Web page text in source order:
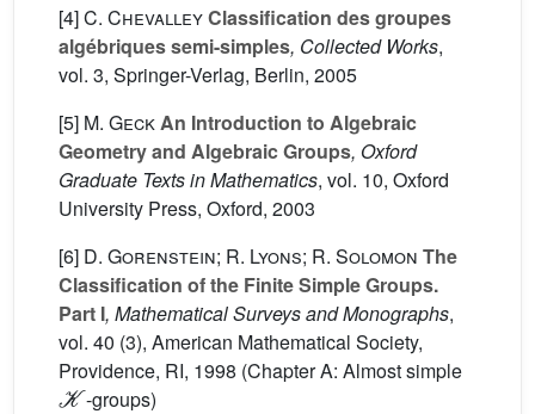
[4]C. ChevalleyClassification des groupes
algébriques semi-simples, Collected Works,
vol. 3, Springer-Verlag, Berlin, 2005
[5] M. GeckAn Introduction to Algebraic
Geometry and Algebraic Groups, Oxford
Graduate Texts in Mathematics, vol. 10, Oxford
University Press, Oxford, 2003
[6] D. Gorenstein; R. Lyons; R. Solomon The
Classification of the Finite Simple Groups.
Part I, Mathematical Surveys and Monographs,
vol. 40 (3), American Mathematical Society,
Providence, RI, 1998 (Chapter A: Almost simple
K
-groups)